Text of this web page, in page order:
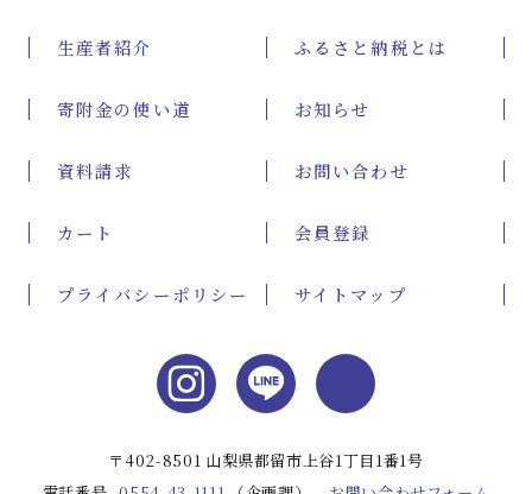
生産者紹介 ふるさと納税とは
寄附金の使い道 お知らせ
資料請求 お問い合わせ
カート 会員登録
プライバシーポリシー サイトマップ
〒402-8501 山梨県都留市上谷1丁目1番1号